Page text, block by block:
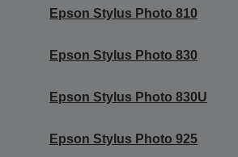
Epson Stylus Photo 810
Epson Stylus Photo 830
Epson Stylus Photo 830U
Epson Stylus Photo 925